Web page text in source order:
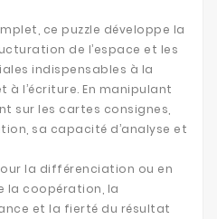
ce puzzle développe la
de l’espace et les
indispensables à la
l’écriture. En manipulant
sur les cartes consignes,
sa capacité d’analyse et
la différenciation ou en
la coopération, la
et la fierté du résultat